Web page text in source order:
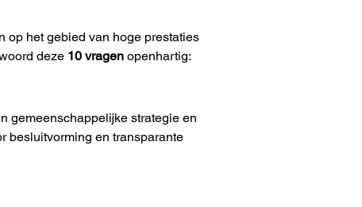
op het gebied van hoge prestaties
deze 10 vragen openhartig:
gemeenschappelijke strategie en
besluitvorming en transparante